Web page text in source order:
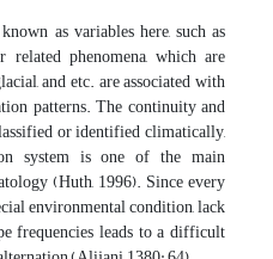
as variables here, such as
related phenomena, which are
and etc. are associated with
patterns. The continuity and
or identified climatically,
system is one of the main
(Huth, 1996). Since every
environmental condition, lack
frequencies leads to a difficult